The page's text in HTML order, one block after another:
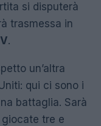
si disputerà
trasmessa in
.
un’altra
qui ci sono i
battaglia. Sarà
tre e